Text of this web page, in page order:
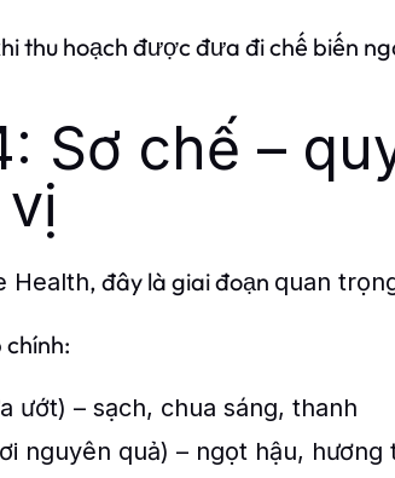
thu hoạch được đưa đi chế biến
Sơ chế –
Health, đây là giai đoạn quan
ướt) – sạch, chua sáng, thanh
nguyên quả) – ngọt hậu, hương